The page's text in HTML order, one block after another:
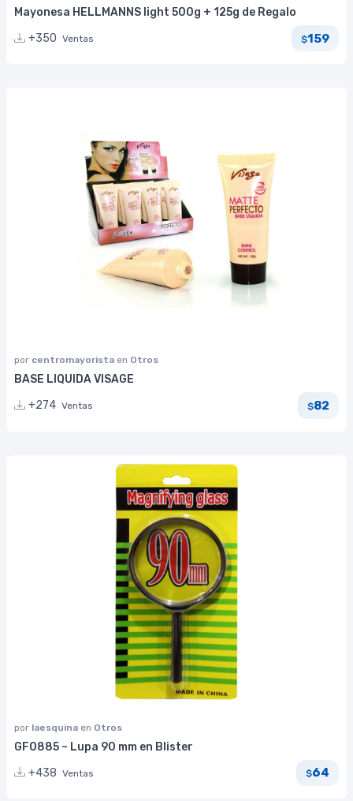
Mayonesa HELLMANNS light 500g + 125g de Regalo
+350 Ventas $159
por centromayorista en Otros
BASE LIQUIDA VISAGE
+274 Ventas $82
por laesquina en Otros
GF0885 – Lupa 90 mm en Blister
+438 Ventas $64